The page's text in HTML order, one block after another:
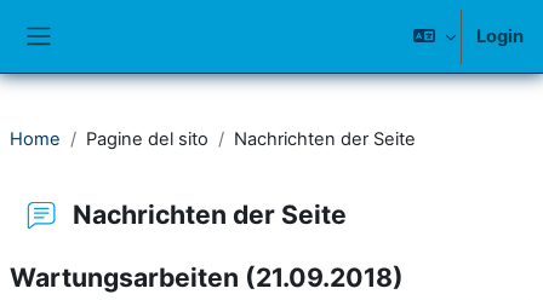
Login
Home Pagine del sito Nachrichten der Seite
Nachrichten der Seite
Wartungsarbeiten (21.09.2018)